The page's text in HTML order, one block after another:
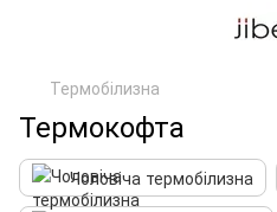
Термобілизна
Термокофта
Чоловіча термобілизна